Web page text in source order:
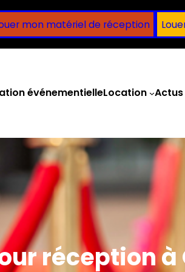
mon matériel de réception
événementielleLocation Actus
réception à